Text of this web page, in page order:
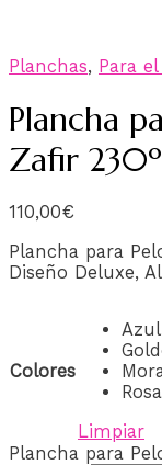
Planchas, Para
Plancha
Zafir
110,00€
Plancha para
Diseño Deluxe,
Colores
Azul
Rosa
Limpiar
Plancha para